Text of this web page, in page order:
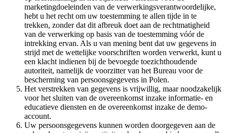
marketingdoeleinden van de verwerkingsverantwoordelijke,
hebt u het recht om uw toestemming te allen tijde in te
trekken, zonder dat dit afbreuk doet aan de rechtmatigheid
van de verwerking op basis van de toestemming vóór de
intrekking ervan. Als u van mening bent dat uw gegevens in
strijd met de wettelijke voorschriften worden verwerkt, kunt u
een klacht indienen bij de bevoegde toezichthoudende
autoriteit, namelijk de voorzitter van het Bureau voor de
bescherming van persoonsgegevens in Polen.
Het verstrekken van gegevens is vrijwillig, maar noodzakelijk
voor het sluiten van de overeenkomst inzake informatie- en
educatieve diensten en de overeenkomst inzake de demo-
account.
Uw persoonsgegevens kunnen worden doorgegeven aan de